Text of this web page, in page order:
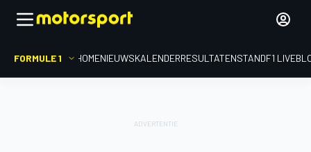
FORMULE 1 HOMENIEUWSKALENDERRESULTATENSTANDF1